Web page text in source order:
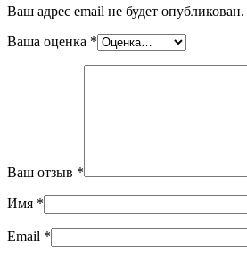
Ваш адрес email не будет опубликован.
Ваша оценка *
Ваш отзыв *
Имя *
Email *